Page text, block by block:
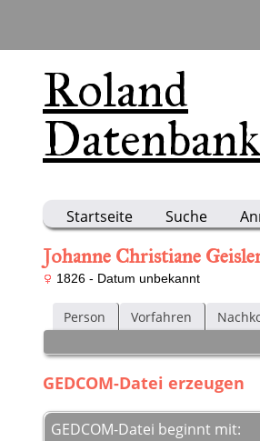
Roland
Datenbank
Startseite Suche
Johanne Christiane
1826 - Datum unbekannt
Person Vorfahren
GEDCOM-Datei erzeugen
GEDCOM-Datei beginnt mit: